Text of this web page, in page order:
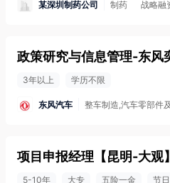
某深圳制药公司 制药 战略融
政策研究与信息管理-东风
3年以上 学历不限
东风汽车 整车制造,汽车零部件
项目申报经理 【昆明-大观】
5-10年 大专 五险一金 节